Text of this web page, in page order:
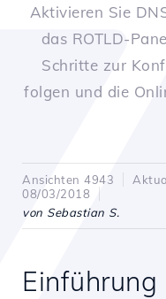
Aktivieren Sie
das ROTLD-
Schritte zur
folgen und die
Ansichten 4943
08/03/2018
von Sebastian S.
Einführung